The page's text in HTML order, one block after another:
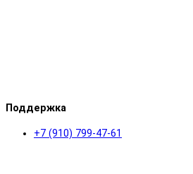
Поддержка
+7 (910) 799-47-61